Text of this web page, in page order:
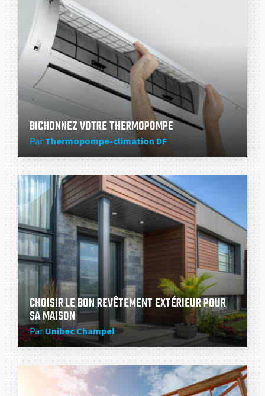
BICHONNEZ VOTRE THERMOPOMPE
Par Thermopompe-climation DF
CHOISIR LE BON REVÊTEMENT EXTÉRIEUR POUR
SA MAISON
ParUnibec Champel